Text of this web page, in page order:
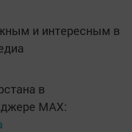
и интересным в
в
MАХ: